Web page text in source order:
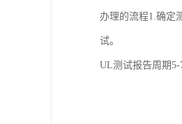
办理的流程1.确定
试。
UL测试报告周期5-